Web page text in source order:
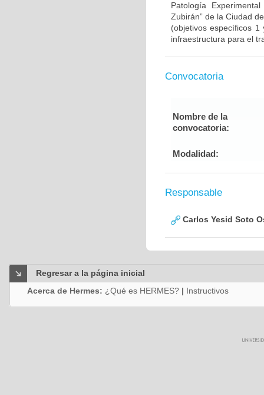
Patología
Zubirán” de la Ciudad
(objetivos específicos
infraestructura para el
Convocatoria
Nombre de la
convocatoria:
Modalidad:
Responsable
Carlos Yesid Soto
Regresar a la página inicial
Acerca de Hermes: ¿Qué es HERMES? | Instructivos